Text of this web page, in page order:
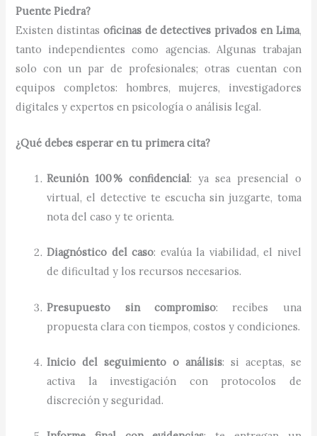
Puente Piedra?
Existen distintas oficinas de detectives privados en Lima,
tanto independientes como agencias. Algunas trabajan
solo con un par de profesionales; otras cuentan con
equipos completos: hombres, mujeres, investigadores
digitales y expertos en psicología o análisis legal.
¿Qué debes esperar en tu primera cita?
Reunión 100 % confidencial: ya sea presencial o
virtual, el detective te escucha sin juzgarte, toma
nota del caso y te orienta.
Diagnóstico del caso: evalúa la viabilidad, el nivel
de dificultad y los recursos necesarios.
Presupuesto sin compromiso: recibes una
propuesta clara con tiempos, costos y condiciones.
Inicio del seguimiento o análisis: si aceptas, se
activa la investigación con protocolos de
discreción y seguridad.